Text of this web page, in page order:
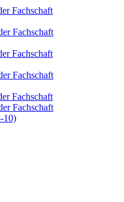
Fachschaft
Fachschaft
Fachschaft
Fachschaft
Fachschaft
Fachschaft
10)